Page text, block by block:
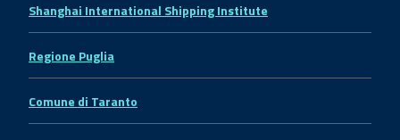
Shanghai International Shipping Institute
Regione Puglia
Comune di Taranto